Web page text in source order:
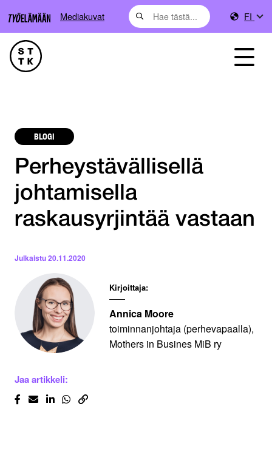
Mediakuvat FI
BLOGI
Perheystävällisellä
johtamisella
raskausyrjintää vastaan
Julkaistu20.11.2020
Kirjoittaja:
Annica Moore
toiminnanjohtaja (perhevapaalla),
Mothers in Busines MiB ry
Jaa artikkeli: